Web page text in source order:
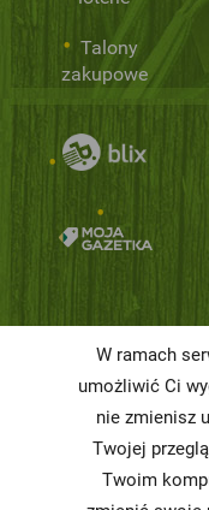
Talony
zakupowe
W ramach
umożliwić Ci
nie zmienisz
Twojej
Twoim